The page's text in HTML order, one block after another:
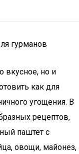
гурманов
вкусное, но и
как для
угощения. В
рецептов,
паштет с
овощи, майонез,